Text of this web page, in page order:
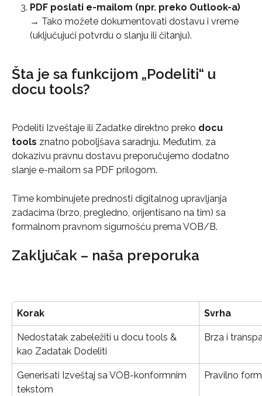
PDF poslati e-mailom (npr. preko Outlook-a)
→ Tako možete dokumentovati dostavu i vreme
(uključujući potvrdu o slanju ili čitanju).
Šta je sa funkcijom „Podeliti“ u
docu tools?
Podeliti Izveštaje ili Zadatke direktno preko docu
tools znatno poboljšava saradnju. Međutim, za
dokazivu pravnu dostavu preporučujemo dodatno
slanje e-mailom sa PDF prilogom.
Time kombinujete prednosti digitalnog upravljanja
zadacima (brzo, pregledno, orijentisano na tim) sa
formalnom pravnom sigurnošću prema VOB/B.
Zaključak – naša preporuka
Korak Svrha
Nedostatak zabeležiti u docu tools &
kao Zadatak Dodeliti
Brza i
Generisati Izveštaj sa VOB-konformnim
tekstom
Pravilno